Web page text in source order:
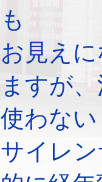
も
お見え
ますが
使わない
サイレ